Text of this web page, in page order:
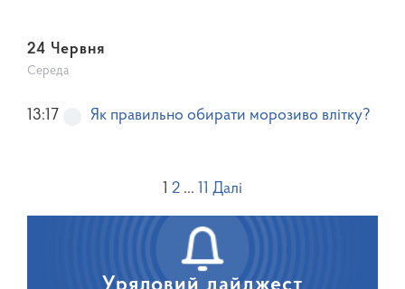
24 Червня
Середа
Як правильно обирати морозиво влітку?
13:17
1 2 … 11 Далі